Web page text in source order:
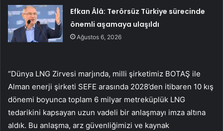
Efkan Âlâ: Terörsüz Türkiye sürecinde
önemli aşamaya ulaşıldı
Ağustos 6, 2026
“Dünya LNG Zirvesi marjında, milli şirketimiz BOTAŞ ile
Alman enerji şirketi SEFE arasında 2028’den itibaren 10 kış
dönemi boyunca toplam 6 milyar metreküplük LNG
tedarikini kapsayan uzun vadeli bir anlaşmayı imza altına
aldık. Bu anlaşma, arz güvenliğimizi ve kaynak